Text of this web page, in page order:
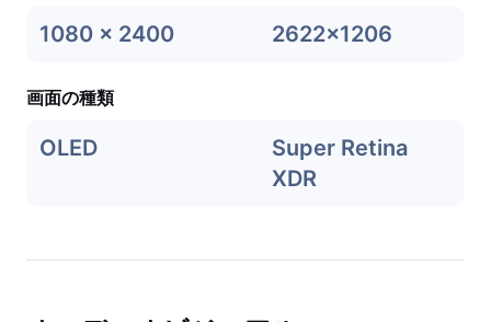
1080 x 2400 2622x1206
画面の種類
OLED
Super Retina
XDR